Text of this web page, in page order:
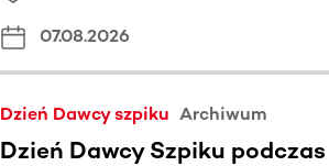
07.08.2026
Dzień Dawcy szpiku Archiwum
Dzień Dawcy Szpiku podczas